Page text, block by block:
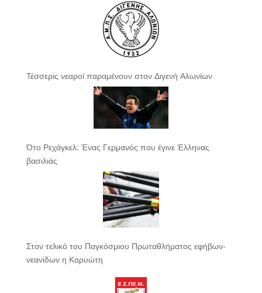
Τέσσερις νεαροί παραμένουν στον Διγενή Αλωνίων
Ότο Ρεχάγκελ: Ένας Γερμανός που έγινε Έλληνας
βασιλιάς
Στον τελικό του Παγκόσμιου Πρωταθλήματος εφήβων-
νεανίδων η Καρυώτη